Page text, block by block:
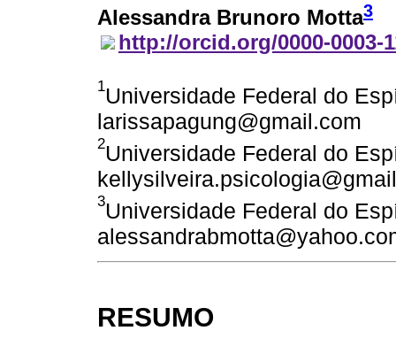
Alessandra Brunoro Motta3
http://orcid.org/0000-0003-
1Universidade Federal do
larissapagung@gmail.com
2Universidade Federal do
3Universidade Federal do
RESUMO